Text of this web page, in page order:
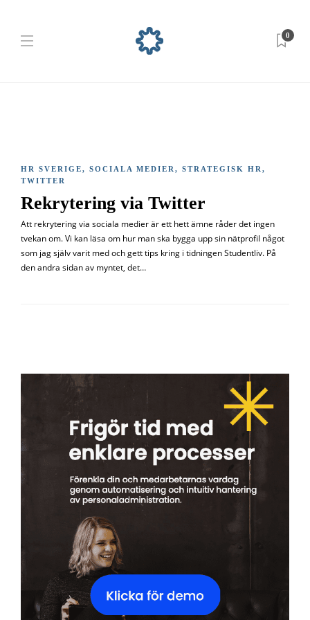
0
HR SVERIGE, SOCIALA MEDIER , STRATEGISK HR ,
TWITTER
Rekrytering via Twitter
Att rekrytering via sociala medier är ett hett ämne råder det ingen
tvekan om. Vi kan läsa om hur man ska bygga upp sin nätprofil något
som jag själv varit med och gett tips kring i tidningen Studentliv. På
den andra sidan av myntet, det…